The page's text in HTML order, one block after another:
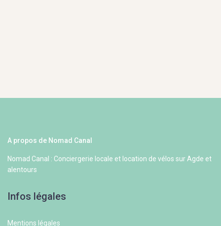
A propos de Nomad Canal
Nomad Canal : Conciergerie locale et location de vélos sur Agde et
alentours
Infos légales
Mentions légales